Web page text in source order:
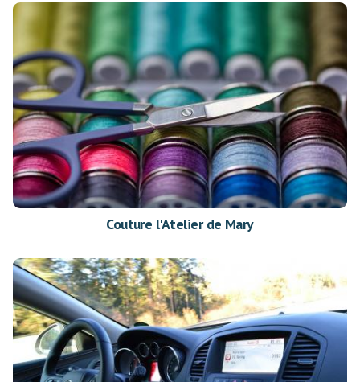
Couture l'Atelier de Mary